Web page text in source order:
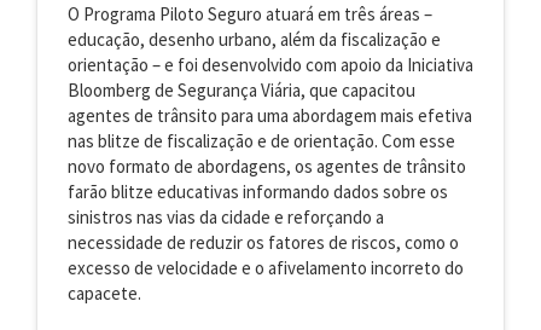
O Programa Piloto Seguro atuará em três áreas –
educação, desenho urbano, além da fiscalização e
orientação – e foi desenvolvido com apoio da Iniciativa
Bloomberg de Segurança Viária, que capacitou
agentes de trânsito para uma abordagem mais efetiva
nas blitze de fiscalização e de orientação. Com esse
novo formato de abordagens, os agentes de trânsito
farão blitze educativas informando dados sobre os
sinistros nas vias da cidade e reforçando a
necessidade de reduzir os fatores de riscos, como o
excesso de velocidade e o afivelamento incorreto do
capacete.